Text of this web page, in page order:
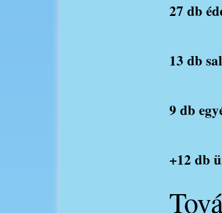
27 db
13 db
9 db
+12 db